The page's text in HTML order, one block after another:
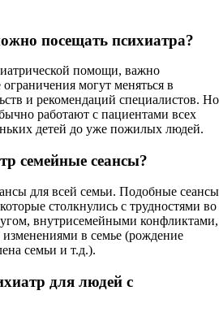
посещать психиатра?
помощи, важно
могут меняться в
и рекомендаций специалистов. Но
работают с пациентами всех
детей до уже пожилых людей.
семейные сеансы?
для всей семьи. Подобные сеансы
столкнулись с трудностями во
внутрисемейными конфликтами,
в семье (рождение
семьи и т.д.).
для людей с